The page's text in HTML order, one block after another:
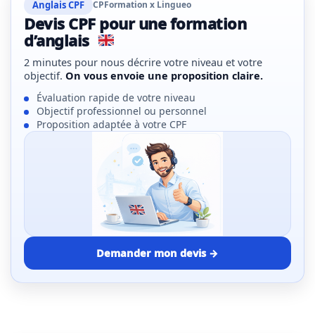
Anglais CPF CPFormation x Lingueo
Devis CPF pour une formation
d’anglais
2 minutes pour nous décrire votre niveau et votre
objectif. On vous envoie une proposition claire.
Évaluation rapide de votre niveau
Objectif professionnel ou personnel
Proposition adaptée à votre CPF
Demander mon devis →